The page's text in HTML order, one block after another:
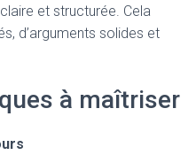
et structurée. Cela
d’arguments solides et
à maîtriser